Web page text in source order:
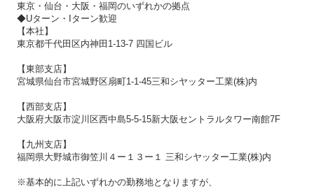
東京・仙台・⼤阪・福岡のいずれかの拠点
◆Uターン・Iターン歓迎
【本社】
東京都千代⽥区内神⽥1-13-7 四国ビル
【東部支店】
宮城県仙台市宮城野区扇町1-1-45三和シヤッター工業(株)内
【西部支店】
⼤阪府⼤阪市淀川区⻄中島5-5-15新⼤阪セントラルタワー南館7F
【九州支店】
福岡県大野城市御笠川４ー１３ー１ 三和シヤッター工業(株)内
※基本的に上記いずれかの勤務地となりますが、